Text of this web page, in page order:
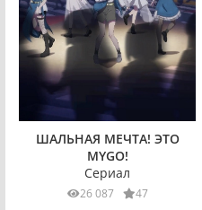
ШАЛЬНАЯ МЕЧТА! ЭТО
MYGO!
Сериал
26 087 47